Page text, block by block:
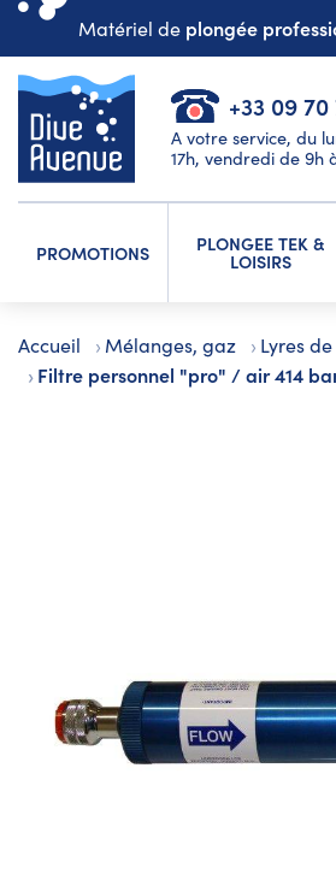
Matériel de plongée
+33 09
A votre service, du
17h, vendredi de 9h
PROMOTIONS PLONGEE TEK &
LOISIRS
Accueil Mélanges, gaz Lyres
Filtre personnel "pro" / air 414